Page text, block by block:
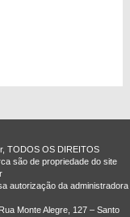
TODOS OS DIREITOS
são de propriedade do site
autorização da administradora
Monte Alegre, 127 – Santo